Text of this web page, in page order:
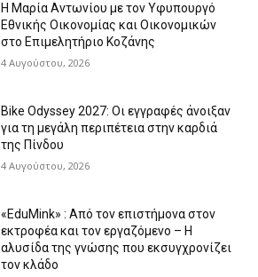
Η Μαρία Αντωνίου με τον Υφυπουργό
Εθνικής Οικονομίας και Οικονομικών
στο Επιμελητήριο Κοζάνης
4 Αυγούστου, 2026
Bike Odyssey 2027: Οι εγγραφές άνοιξαν
για τη μεγάλη περιπέτεια στην καρδιά
της Πίνδου
4 Αυγούστου, 2026
«EduMink» : Από τον επιστήμονα στον
εκτροφέα και τον εργαζόμενο – Η
αλυσίδα της γνώσης που εκσυγχρονίζει
τον κλάδο